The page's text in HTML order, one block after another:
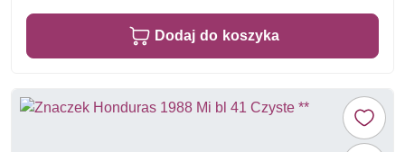
Dodaj do koszyka